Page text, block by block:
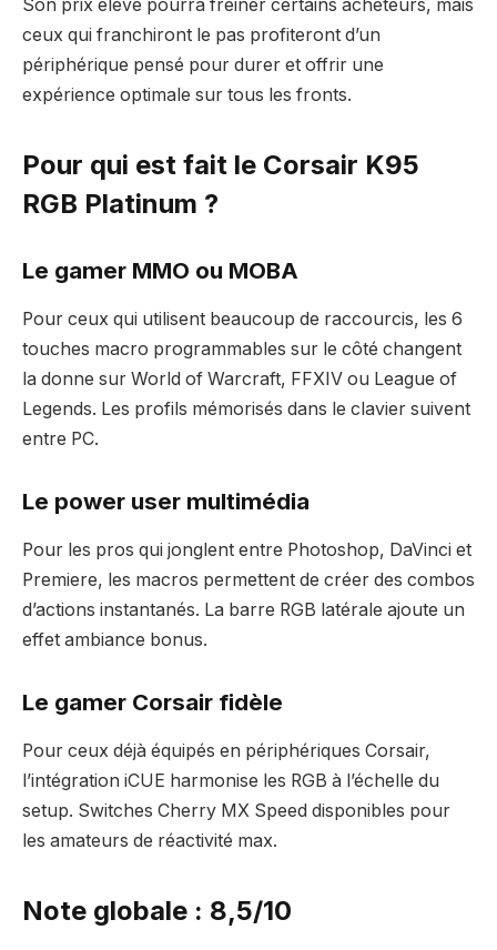
Son prix élevé pourra freiner certains acheteurs, mais
ceux qui franchiront le pas profiteront d’un
périphérique pensé pour durer et offrir une
expérience optimale sur tous les fronts.
Pour qui est fait le Corsair K95
RGB Platinum ?
Le gamer MMO ou MOBA
Pour ceux qui utilisent beaucoup de raccourcis, les 6
touches macro programmables sur le côté changent
la donne sur World of Warcraft, FFXIV ou League of
Legends. Les profils mémorisés dans le clavier suivent
entre PC.
Le power user multimédia
Pour les pros qui jonglent entre Photoshop, DaVinci et
Premiere, les macros permettent de créer des combos
d’actions instantanés. La barre RGB latérale ajoute un
effet ambiance bonus.
Le gamer Corsair fidèle
Pour ceux déjà équipés en périphériques Corsair,
l’intégration iCUE harmonise les RGB à l’échelle du
setup. Switches Cherry MX Speed disponibles pour
les amateurs de réactivité max.
Note globale : 8,5/10